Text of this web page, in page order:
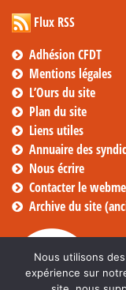
Flux RSS
Adhésion CFDT
Mentions légales
L’Ours du site
Plan du site
Liens utiles
Annuaire des
Nous écrire
Contacter le
Archive du site
Nous utilisons
expérience sur